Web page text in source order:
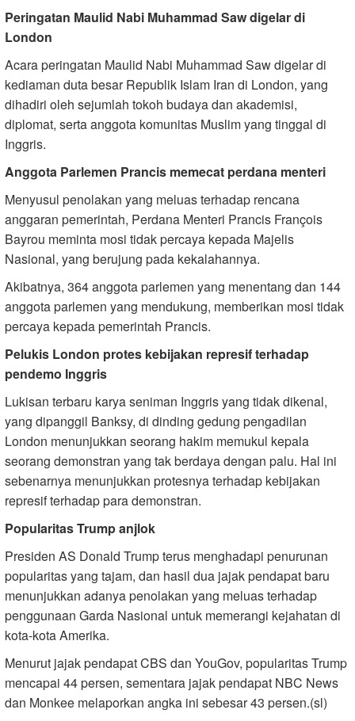
Peringatan Maulid Nabi Muhammad Saw digelar di
London
Acara peringatan Maulid Nabi Muhammad Saw digelar di
kediaman duta besar Republik Islam Iran di London, yang
dihadiri oleh sejumlah tokoh budaya dan akademisi,
diplomat, serta anggota komunitas Muslim yang tinggal di
Inggris.
Anggota Parlemen Prancis memecat perdana menteri
Menyusul penolakan yang meluas terhadap rencana
anggaran pemerintah, Perdana Menteri Prancis François
Bayrou meminta mosi tidak percaya kepada Majelis
Nasional, yang berujung pada kekalahannya.
Akibatnya, 364 anggota parlemen yang menentang dan 144
anggota parlemen yang mendukung, memberikan mosi tidak
percaya kepada pemerintah Prancis.
Pelukis London protes kebijakan represif terhadap
pendemo Inggris
Lukisan terbaru karya seniman Inggris yang tidak dikenal,
yang dipanggil Banksy, di dinding gedung pengadilan
London menunjukkan seorang hakim memukul kepala
seorang demonstran yang tak berdaya dengan palu. Hal ini
sebenarnya menunjukkan protesnya terhadap kebijakan
represif terhadap para demonstran.
Popularitas Trump anjlok
Presiden AS Donald Trump terus menghadapi penurunan
popularitas yang tajam, dan hasil dua jajak pendapat baru
menunjukkan adanya penolakan yang meluas terhadap
penggunaan Garda Nasional untuk memerangi kejahatan di
kota-kota Amerika.
Menurut jajak pendapat CBS dan YouGov, popularitas Trump
mencapai 44 persen, sementara jajak pendapat NBC News
dan Monkee melaporkan angka ini sebesar 43 persen.(sl)